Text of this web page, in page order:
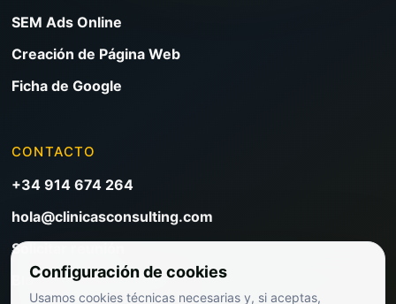
SEM Ads Online
Creación de Página Web
Ficha de Google
CONTACTO
+34 914 674 264
hola@clinicasconsulting.com
Solicitar reunión
Blog de marketing clínico
Configuración de cookies
Usamos cookies técnicas necesarias y, si aceptas,